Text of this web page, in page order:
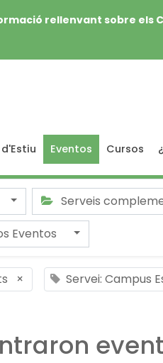
rellenvant sobre els
Eventos Cursos
Serveis
Eventos
× Servei: Campus